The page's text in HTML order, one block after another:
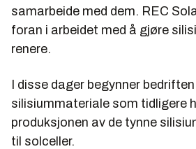
samarbeide med dem. REC
foran i arbeidet med å gjøre
renere.
I disse dager begynner
silisiummateriale som tidligere
produksjonen av de tynne
til solceller.